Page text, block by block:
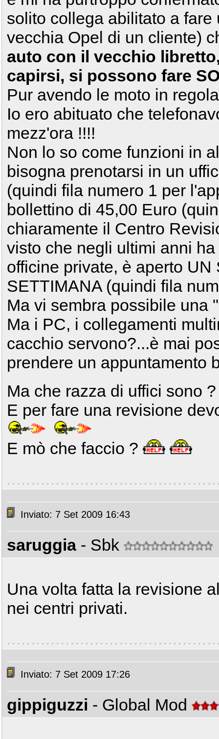
solito collega abilitato a
vecchia Opel di un cliente)
auto con il vecchio
capirsi, si possono fare
Pur avendo le moto in
Io ero abituato che
mezz'ora !!!!
Non lo so come funzioni in
bisogna prenotarsi in un
(quindi fila numero 1 per
bollettino di 45,00 Euro
chiaramente il Centro
visto che negli ultimi anni
officine private, è aperto UN
SETTIMANA (quindi fila
Ma vi sembra possibile una
Ma i PC, i collegamenti
cacchio servono?...è mai
prendere un appuntamento
Ma che razza di uffici sono
E per fare una revisione
E mò che faccio ?
Inviato: 7 Set 2009 16:43
saruggia - Sbk
Una volta fatta la revisione
nei centri privati.
Inviato: 7 Set 2009 17:26
gippiguzzi - Global Mod